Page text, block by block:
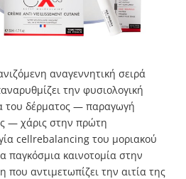
αναγεννητική σειρά
την φυσιολογική
του δέρματος — παραγωγή
— χάρις στην πρώτη
cellrebalancing του μοριακού
παγκόσμια καινοτομία στην
που αντιμετωπίζει την αιτία της